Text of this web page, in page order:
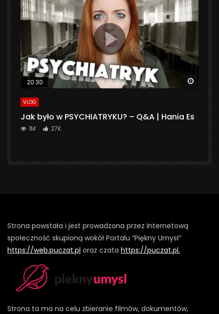
20:30
VLOG
Jak było w PSYCHIATRYKU? – Q&A | Hania Es
1M 27K
Strona powstała i jest prowadzona przez Internetową
społeczność skupioną wokół Portalu “Piękny Umysł”
https://web.puczat.pl oraz czata https://puczat.pl.
Strona ta ma na celu zbieranie filmów, dokumentów,